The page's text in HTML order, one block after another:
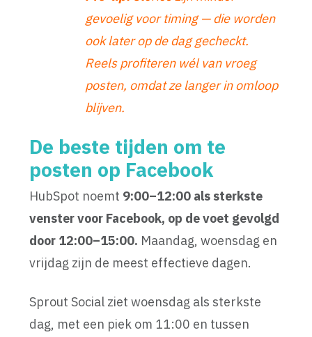
gevoelig voor timing — die worden
ook later op de dag gecheckt.
Reels profiteren wél van vroeg
posten, omdat ze langer in omloop
blijven.
De beste tijden om te
posten op Facebook
HubSpot noemt 9:00–12:00 als sterkste
venster voor Facebook, op de voet gevolgd
door 12:00–15:00. Maandag, woensdag en
vrijdag zijn de meest effectieve dagen.
Sprout Social ziet woensdag als sterkste
dag, met een piek om 11:00 en tussen